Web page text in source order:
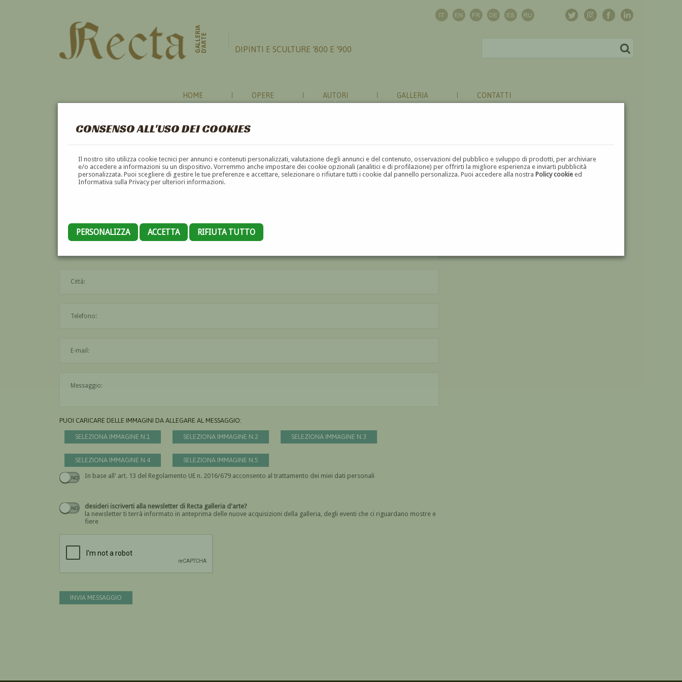
CONSENSO ALL'USO DEI COOKIES
Il nostro sito utilizza cookie tecnici per annunci e contenuti personalizzati, valutazione degli annunci e del contenuto, osservazioni del pubblico e sviluppo di prodotti, per archiviare
e/o accedere a informazioni su un dispositivo. Vorremmo anche impostare dei cookie opzionali (analitici e di profilazione) per offrirti la migliore esperienza e inviarti pubblicità
personalizzata. Puoi scegliere di gestire le tue preferenze e accettare, selezionare o rifiutare tutti i cookie dal pannello personalizza. Puoi accedere alla nostraPolicy cookie ed
Informativa sulla Privacy per ulteriori informazioni.
PERSONALIZZA ACCETTA RIFIUTA TUTTO
GALLERIAD'ARTE DIPINTI E SCULTURE '800 E '900
HOME OPERE AUTORI GALLERIA CONTATTI
HAI CERCATO INFORMAZIONI RIGUARDO A 'ERNESTO GIORGI
ROSSI'
VUOIVENDERE UN'OPERA DIERNESTO GIORGI ROSSI ?
PUOI CARICARE DELLE IMMAGINI DA ALLEGARE AL MESSAGGIO:
SELEZIONA IMMAGINE N.1 SELEZIONA IMMAGINE N.2 SELEZIONA IMMAGINE N.3
SELEZIONA IMMAGINE N.4 SELEZIONA IMMAGINE N.5
In base all' art. 13 del Regolamento UE n. 2016/679 acconsento al trattamento dei miei dati personali
desideri iscriverti alla newsletter di Recta galleria d'arte?
la newsletter ti terrà informato in anteprima delle nuove acquisizioni della galleria, degli eventi che ci riguardano mostre e
fiere
INVIA MESSAGGIO